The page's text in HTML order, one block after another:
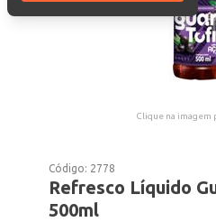
Clique na imagem
Código: 2778
Refresco Líquido
500ml